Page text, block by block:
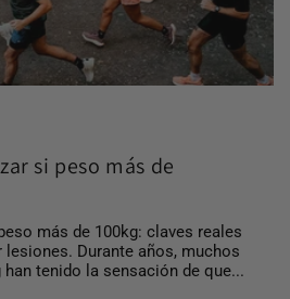
si peso más de
más de 100kg: claves reales
Durante años, muchos
tenido la sensación de que...